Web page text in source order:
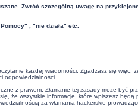
Zwróć szczególną uwagę na
, "nie działa" etc.
każdej wiadomości. Zgadzasz się więc,
odpowiedzialności.
z prawem. Złamanie tej zasady może być
że wszystkie informacje, które wpiszesz będą
za włamania hackerskie